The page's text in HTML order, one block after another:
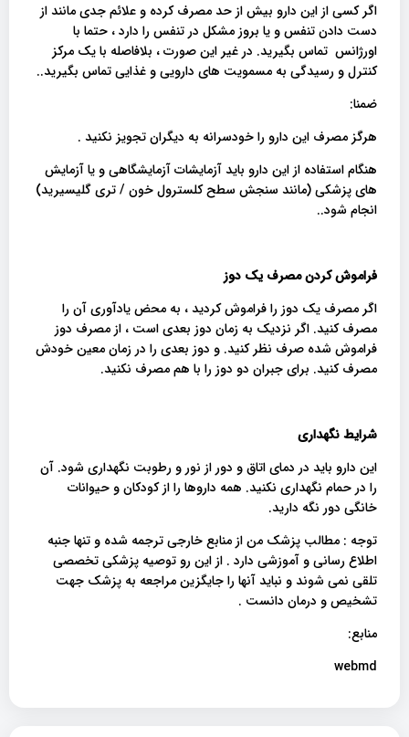
اگر کسی از این دارو بیش از حد مصرف کرده و علائم جدی مانند از
دست دادن تنفس و یا بروز مشکل در تنفس را دارد ، حتما با
اورژانس تماس بگیرید. در غیر این صورت ، بلافاصله با یک مرکز
کنترل و رسیدگی به مسمویت های دارویی و غذایی تماس بگیرید..
ضمنا:
هرگز مصرف این دارو را خودسرانه به دیگران تجویز نکنید .
هنگام استفاده از این دارو باید آزمایشات آزمایشگاهی و یا آزمایش
های پزشکی (مانند سنجش سطح کلسترول خون / تری گلیسیرید)
انجام شود..
فراموش کردن مصرف یک دوز
اگر مصرف یک دوز را فراموش کردید ، به محض یادآوری آن را
مصرف کنید. اگر نزدیک به زمان دوز بعدی است ، از مصرف دوز
فراموش شده صرف نظر کنید. و دوز بعدی را در زمان معین خودش
مصرف کنید. برای جبران دو دوز را با هم مصرف نکنید.
شرایط نگهداری
این دارو باید در دمای اتاق و دور از نور و رطوبت نگهداری شود. آن
را در حمام نگهداری نکنید. همه داروها را از کودکان و حیوانات
خانگی دور نگه دارید.
توجه : مطالب پزشک من از منابع خارجی ترجمه شده و تنها جنبه
اطلاع رسانی و آموزشی دارد . از این رو توصیه پزشکی تخصصی
تلقی نمی شوند و نباید آنها را جایگزین مراجعه به پزشک جهت
تشخیص و درمان دانست .
منابع:
webmd